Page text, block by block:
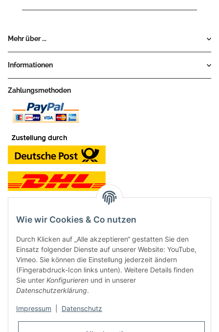
Mehr über ...
Informationen
Zahlungsmethoden
Neben dem Onlineshop haben wir ein Ladengeschäft in Hütten:
Frontline Games
Färbereiweg 3A
24358 Hütten
Wie wir Cookies & Co nutzen
Durch Klicken auf „Alle akzeptieren“ gestatten Sie den
Einsatz folgender Dienste auf unserer Website: YouTube,
Vimeo. Sie können die Einstellung jederzeit ändern
(Fingerabdruck-Icon links unten). Weitere Details finden
Sie unter Konfigurieren und in unserer
Datenschutzerklärung.
Impressum Datenschutz